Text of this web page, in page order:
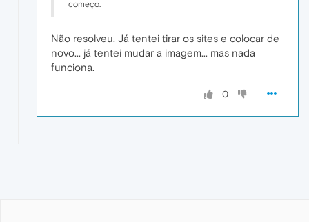
começo.
Não resolveu. Já tentei tirar os sites e colocar de
novo... já tentei mudar a imagem... mas nada
funciona.
0